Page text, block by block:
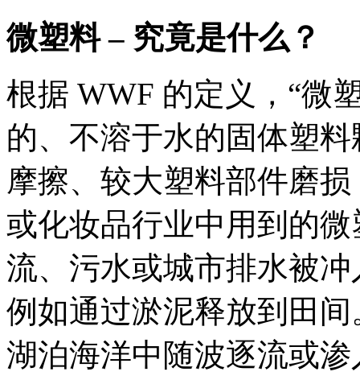
微塑料 – 究竟是什么？
根据 WWF 的定义，“微
的、不溶于水的固体塑
摩擦、较大塑料部件磨
或化妆品行业中用到的
流、污水或城市排水被
例如通过淤泥释放到田
湖泊海洋中随波逐流或